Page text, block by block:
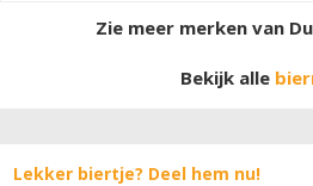
Zie meer merken van
Bekijk alle
Lekker biertje? Deel hem nu!